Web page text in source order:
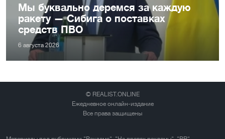
Мы буквально деремся за каждую
ракету — Сибига о поставках
средств ПВО
6 августа 2026
© REALIST.ONLINE
Ежедневное онлайн-издание
Все права защищены